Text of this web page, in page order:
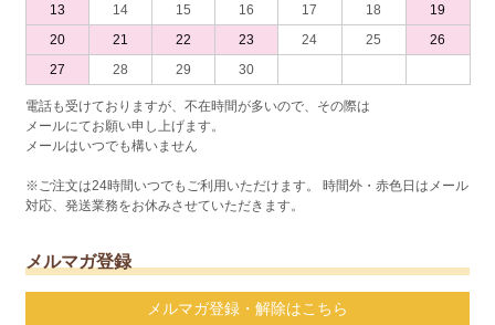
13
14 15 16 17 18
19
20
21 22 23 24 25
26
27
28 29 30
電話も受けておりますが、不在時間が多いので、その際は
メールにてお願い申し上げます。
メールはいつでも構いません
※ご注文は24時間いつでもご利用いただけます。 時間外・赤色日はメール
対応、発送業務をお休みさせていただきます。
メルマガ登録
メルマガ登録・解除はこちら